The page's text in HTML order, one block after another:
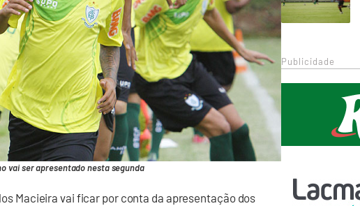
vai ser apresentado nesta segunda
Macieira vai ficar por conta da apresentação dos
Publicidade